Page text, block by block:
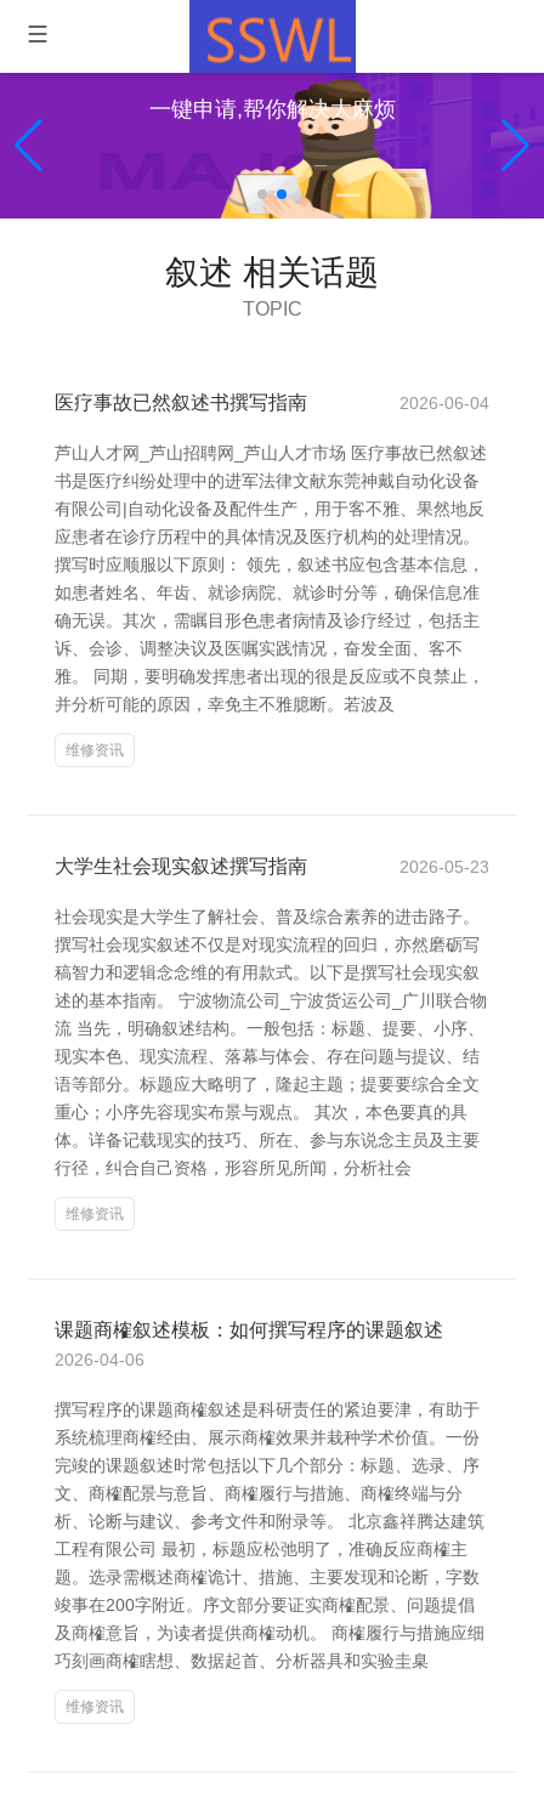
一键申请,帮你解决大麻烦
叙述 相关话题
TOPIC
医疗事故已然叙述书撰写指南 2026-06-04
芦山人才网_芦山招聘网_芦山人才市场 医疗事故已然叙述
书是医疗纠纷处理中的进军法律文献东莞神戴自动化设备
有限公司|自动化设备及配件生产，用于客不雅、果然地反
应患者在诊疗历程中的具体情况及医疗机构的处理情况。
撰写时应顺服以下原则： 领先，叙述书应包含基本信息，
如患者姓名、年齿、就诊病院、就诊时分等，确保信息准
确无误。其次，需瞩目形色患者病情及诊疗经过，包括主
诉、会诊、调整决议及医嘱实践情况，奋发全面、客不
雅。 同期，要明确发挥患者出现的很是反应或不良禁止，
并分析可能的原因，幸免主不雅臆断。若波及
维修资讯
大学生社会现实叙述撰写指南 2026-05-23
社会现实是大学生了解社会、普及综合素养的进击路子。
撰写社会现实叙述不仅是对现实流程的回归，亦然磨砺写
稿智力和逻辑念念维的有用款式。以下是撰写社会现实叙
述的基本指南。 宁波物流公司_宁波货运公司_广川联合物
流 当先，明确叙述结构。一般包括：标题、提要、小序、
现实本色、现实流程、落幕与体会、存在问题与提议、结
语等部分。标题应大略明了，隆起主题；提要要综合全文
重心；小序先容现实布景与观点。 其次，本色要真的具
体。详备记载现实的技巧、所在、参与东说念主员及主要
行径，纠合自己资格，形容所见所闻，分析社会
维修资讯
课题商榷叙述模板：如何撰写程序的课题叙述
2026-04-06
撰写程序的课题商榷叙述是科研责任的紧迫要津，有助于
系统梳理商榷经由、展示商榷效果并栽种学术价值。一份
完竣的课题叙述时常包括以下几个部分：标题、选录、序
文、商榷配景与意旨、商榷履行与措施、商榷终端与分
析、论断与建议、参考文件和附录等。 北京鑫祥腾达建筑
工程有限公司 最初，标题应松弛明了，准确反应商榷主
题。选录需概述商榷诡计、措施、主要发现和论断，字数
竣事在200字附近。序文部分要证实商榷配景、问题提倡
及商榷意旨，为读者提供商榷动机。 商榷履行与措施应细
巧刻画商榷瞎想、数据起首、分析器具和实验圭臬
维修资讯